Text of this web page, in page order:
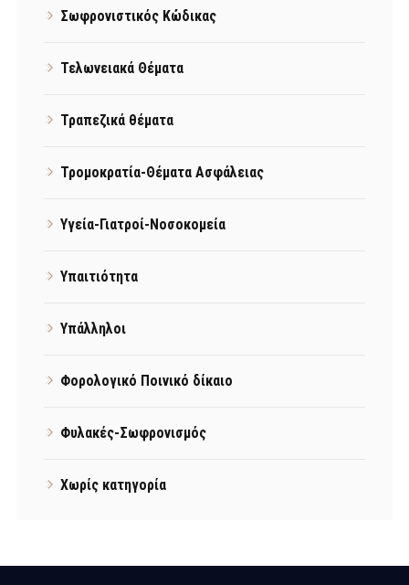
Σωφρονιστικός Κώδικας
Τελωνειακά Θέματα
Τραπεζικά θέματα
Τρομοκρατία-Θέματα Ασφάλειας
Υγεία-Γιατροί-Νοσοκομεία
Υπαιτιότητα
Υπάλληλοι
Φορολογικό Ποινικό δίκαιο
Φυλακές-Σωφρονισμός
Χωρίς κατηγορία